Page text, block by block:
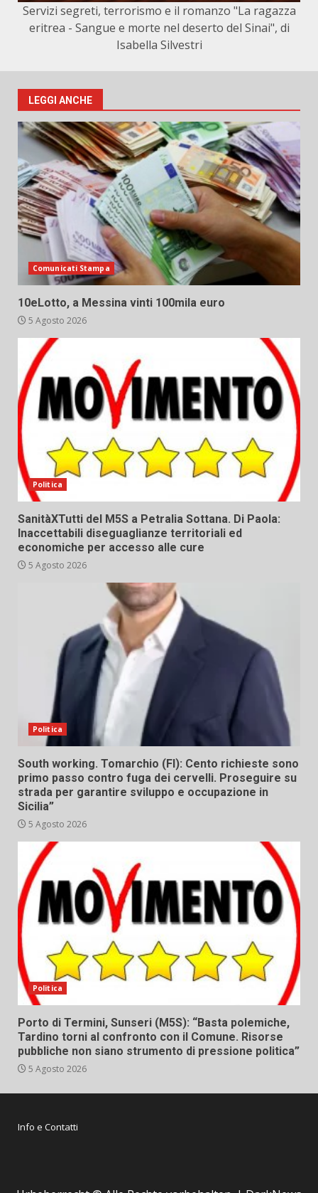
Servizi segreti, terrorismo e il romanzo "La ragazza
eritrea - Sangue e morte nel deserto del Sinai", di
Isabella Silvestri
LEGGI ANCHE
Comunicati Stampa
10eLotto, a Messina vinti 100mila euro
5 Agosto 2026
Politica
SanitàXTutti del M5S a Petralia Sottana. Di Paola:
Inaccettabili diseguaglianze territoriali ed
economiche per accesso alle cure
5 Agosto 2026
Politica
South working. Tomarchio (FI): Cento richieste sono
primo passo contro fuga dei cervelli. Proseguire su
strada per garantire sviluppo e occupazione in
Sicilia”
5 Agosto 2026
Politica
Porto di Termini, Sunseri (M5S): “Basta polemiche,
Tardino torni al confronto con il Comune. Risorse
pubbliche non siano strumento di pressione politica”
5 Agosto 2026
Info e Contatti